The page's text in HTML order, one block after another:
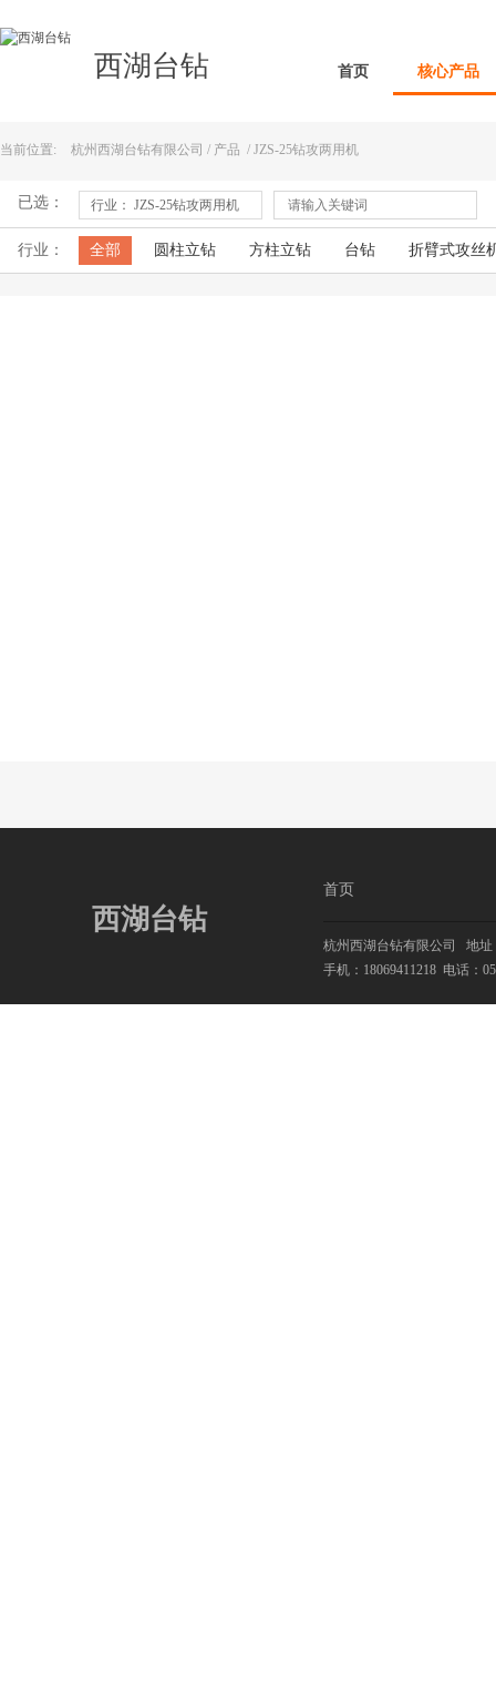
西湖台钻 首页 核心产品
当前位置: 杭州西湖台钻有限公司 / 产品 / JZS-25钻攻两用机
已选： 行业： JZS-25钻攻两用机
行业： 全部 圆柱立钻 方柱立钻 台钻 折臂式攻丝
西湖台钻
首页
杭州西湖台钻有限公司
地址
手机：18069411218 电话：